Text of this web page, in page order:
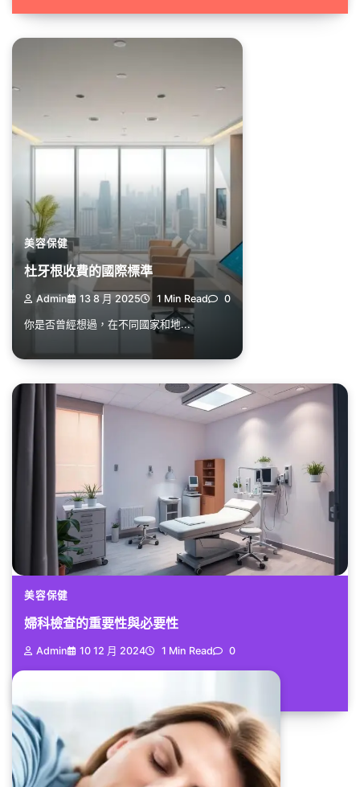
美容保健
杜牙根收費的國際標準
Admin 13 8 月 2025 1 Min Read 0
你是否曾經想過，在不同國家和地...
美容保健
婦科檢查的重要性與必要性
Admin 10 12 月 2024 1 Min Read 0